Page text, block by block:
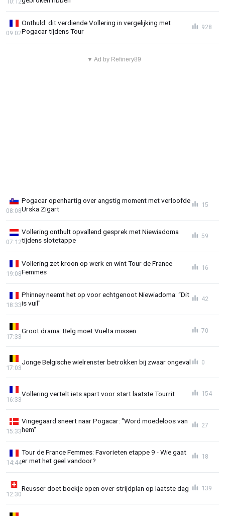
Onthuld: dit verdiende Vollering in vergelijking met
Pogacar tijdens Tour
09:02
928
▼ Ad by Refinery89
Pogacar openhartig over angstig moment met verloofde
Urska Zigart
08:08
15
Vollering onthult opvallend gesprek met Niewiadoma
tijdens slotetappe
07:12
59
Vollering zet kroon op werk en wint Tour de France
Femmes
19:08
16
Phinney neemt het op voor echtgenoot Niewiadoma: “Dit
is vuil"
18:33
42
Groot drama: Belg moet Vuelta missen
17:33
70
Jonge Belgische wielrenster betrokken bij zwaar ongeval
17:03
0
Vollering vertelt iets apart voor start laatste Tourrit
16:33
154
Vingegaard sneert naar Pogacar: "Word moedeloos van
hem"
15:33
27
Tour de France Femmes: Favorieten etappe 9 - Wie gaat
er met het geel vandoor?
14:44
18
Reusser doet boekje open over strijdplan op laatste dag
12:30
139